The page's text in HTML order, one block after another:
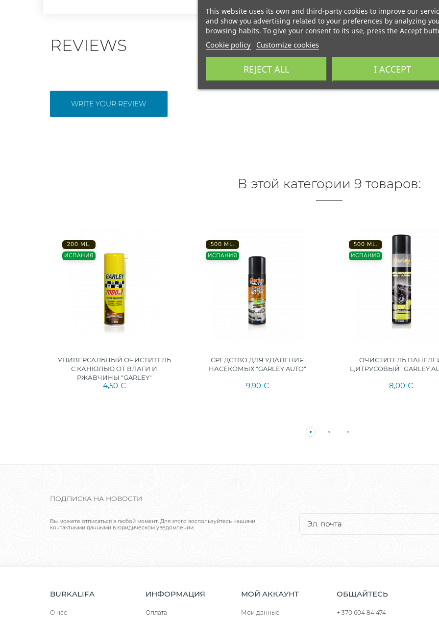
REVIEWS
WRITE YOUR REVIEW
В этой категории 9 товаров:
200 ML.
ИСПАНИЯ
УНИВЕРСАЛЬНЫЙ ОЧИСТИТЕЛЬ
С КАНЮЛЬЮ ОТ ВЛАГИ И
РЖАВЧИНЫ "GARLEY"
4,50 €
500 ML.
ИСПАНИЯ
СРЕДСТВО ДЛЯ УДАЛЕНИЯ
НАСЕКОМЫХ "GARLEY AUTO"
9,90 €
500 ML.
ИСПАНИЯ
ОЧИСТИТЕЛЬ
ЦИТРУСОВЫЙ "GARLEY
8,00 €
ПОДПИСКА НА НОВОСТИ
Вы можете отписаться в любой момент. Для этого воспользуйтесь нашими
контактными данными в юридическом уведомлении.
BURKALIFA
О нас
ИНФОРМАЦИЯ
Оплата
МОЙ АККАУНТ
Мои данные
ОБЩАЙТЕСЬ
+ 370 604 84 474
This website uses its own and third-party cookies to improve our
and show you advertising related to your preferences by analyzing
browsing habits. To give your consent to its use, press the Accept
Cookie policy Customize cookies
REJECT ALL I ACCEPT